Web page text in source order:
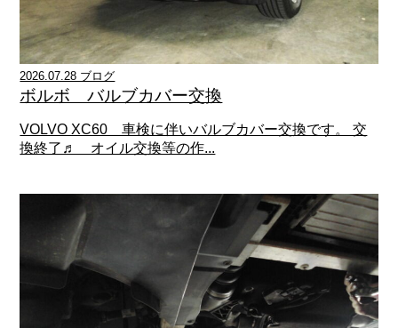
2026.07.28 ブログ
ボルボ バルブカバー交換
VOLVO XC60 車検に伴いバルブカバー交換です。 交
換終了♬ オイル交換等の作...